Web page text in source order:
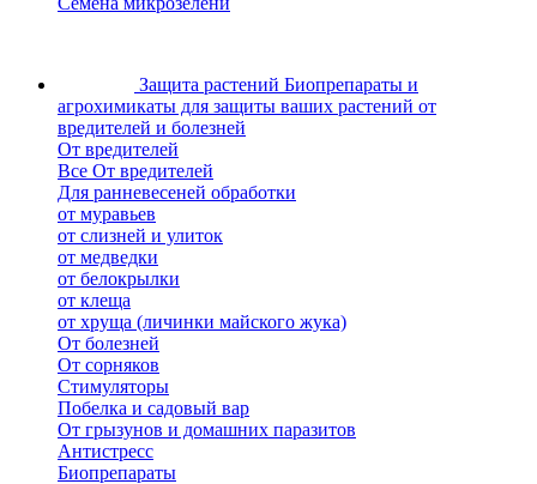
Защита растений Биопрепараты и
агрохимикаты для защиты ваших растений от
вредителей и болезней
От вредителей
Все От вредителей
Для ранневесеней обработки
от муравьев
от слизней и улиток
от медведки
от белокрылки
от клеща
от хруща (личинки майского жука)
От болезней
От сорняков
Стимуляторы
Побелка и садовый вар
От грызунов и домашних паразитов
Антистресс
Биопрепараты